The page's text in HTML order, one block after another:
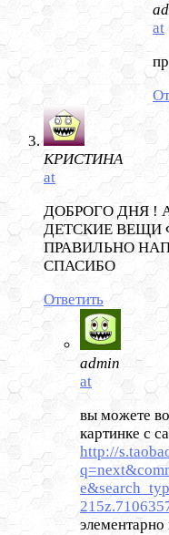
at
КРИСТИНА
at
ДОБРОГО ДНЯ !
ДЕТСКИЕ ВЕЩИ
ПРАВИЛЬНО
СПАСИБО
Ответить
admin
at
вы можете
картинке с
http://